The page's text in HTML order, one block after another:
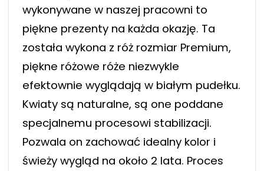
wykonywane w naszej pracowni to
piękne prezenty na każda okazję. Ta
została wykona z róż rozmiar Premium,
piękne różowe róże niezwykle
efektownie wyglądają w białym pudełku.
Kwiaty są naturalne, są one poddane
specjalnemu procesowi stabilizacji.
Pozwala on zachować idealny kolor i
świeży wygląd na około 2 lata. Proces